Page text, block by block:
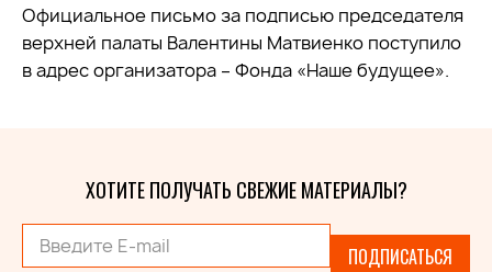
Официальное письмо за подписью председателя
верхней палаты Валентины Матвиенко поступило
в адрес организатора – Фонда «Наше будущее».
ХОТИТЕ ПОЛУЧАТЬ СВЕЖИЕ МАТЕРИАЛЫ?
ПОДПИСАТЬСЯ